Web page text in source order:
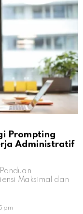
Prompting
Administratif
Maksimal dan
pm